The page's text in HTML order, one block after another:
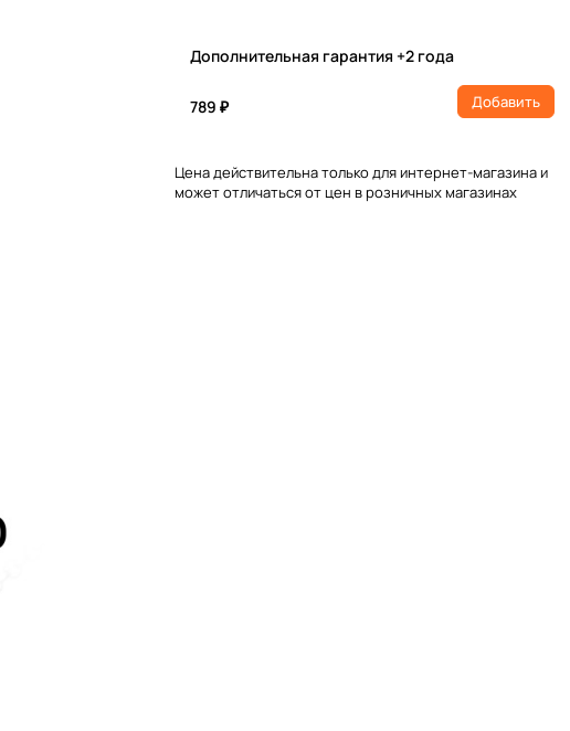
Дополнительная гарантия +2 года
789 ₽ Добавить
Цена действительна только для интернет-магазина и
может отличаться от цен в розничных магазинах